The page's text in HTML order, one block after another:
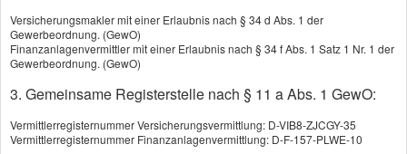
Datenschutzerklärung
Kontaktaufnahme
Versicherungsmakler mit einer Erlaubnis nach § 34 d Abs. 1 der
Gewerbeordnung. (GewO)
Finanzanlagenvermittler mit einer Erlaubnis nach § 34 f Abs. 1 Satz 1 Nr. 1 der
Gewerbeordnung. (GewO)
3. Gemeinsame Registerstelle nach § 11 a Abs. 1 GewO:
Vermittlerregisternummer Versicherungsvermittlung: D-VIB8-ZJCGY-35
Vermittlerregisternummer Finanzanlagenvermittlung: D-F-157-PLWE-10